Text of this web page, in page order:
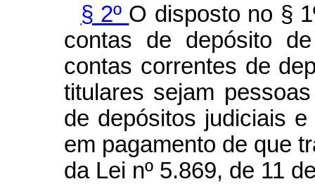
§ 2º O disposto no §
contas de depósito
contas correntes de
titulares sejam
de depósitos judiciais
em pagamento de que
da Lei nº 5.869, de 11